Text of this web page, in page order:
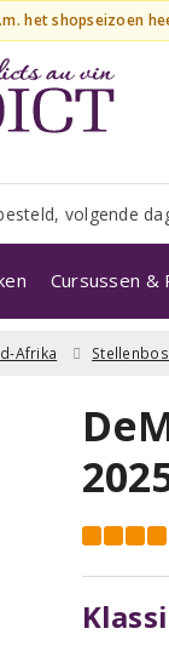
het shopseizoen
volgende
Cursussen &
Afrika